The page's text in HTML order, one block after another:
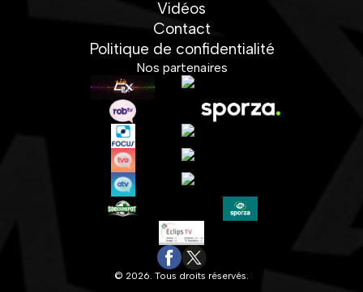
Vidéos
Contact
Politique de confidentialité
Nos partenaires
© 2026. Tous droits réservés.